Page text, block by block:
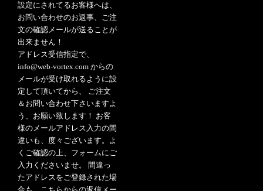
設定にされてるお客様へは、
お問い合わせのお返事、ご注
文の確認メールが送ることが
出来ません！
アドレス受信指定で、
info@web-vortex.com からの
メールが受け取れるように設
定して頂いてから、 ご注文
＆お問い合わせ下さいますよ
う、お願い致します！ お客
様のメールアドレス入力の間
違いも、度々ございます。よ
くご確認の上、フォームにご
入力くださいませ。 間違っ
たアドレスをご登録された場